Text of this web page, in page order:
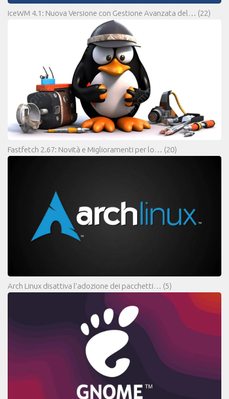
IceWM 4.1: Nuova Versione con Gestione Avanzata del… (22)
Fastfetch 2.67: Novità e Miglioramenti per lo… (20)
Arch Linux disattiva l’adozione dei pacchetti… (5)